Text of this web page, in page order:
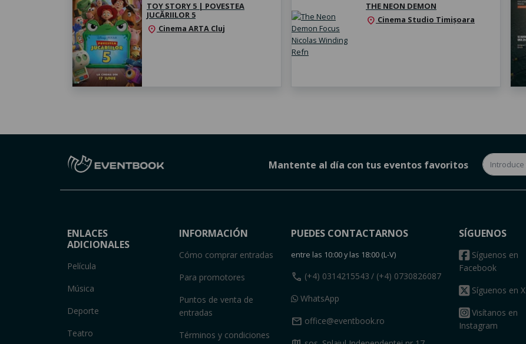
TOY STORY 5 | POVESTEA
JUCĂRIILOR 5
location_on Cinema ARTA Cluj
THE NEON DEMON
location_on Cinema Studio Timișoara
Mantente al día con tus eventos favoritos
ENLACES
ADICIONALES
Película
Música
Deporte
Teatro
INFORMACIÓN
Cómo comprar entradas
Para promotores
Puntos de venta de
entradas
Términos y condiciones
PUEDES CONTACTARNOS
entre las 10:00 y las 18:00 (L-V)
call (+4) 0314215543 / (+4) 0730826087
WhatsApp
mail office@eventbook.ro
SÍGUENOS
Síguenos en
Facebook
Síguenos en X
Visítanos en
Instagram